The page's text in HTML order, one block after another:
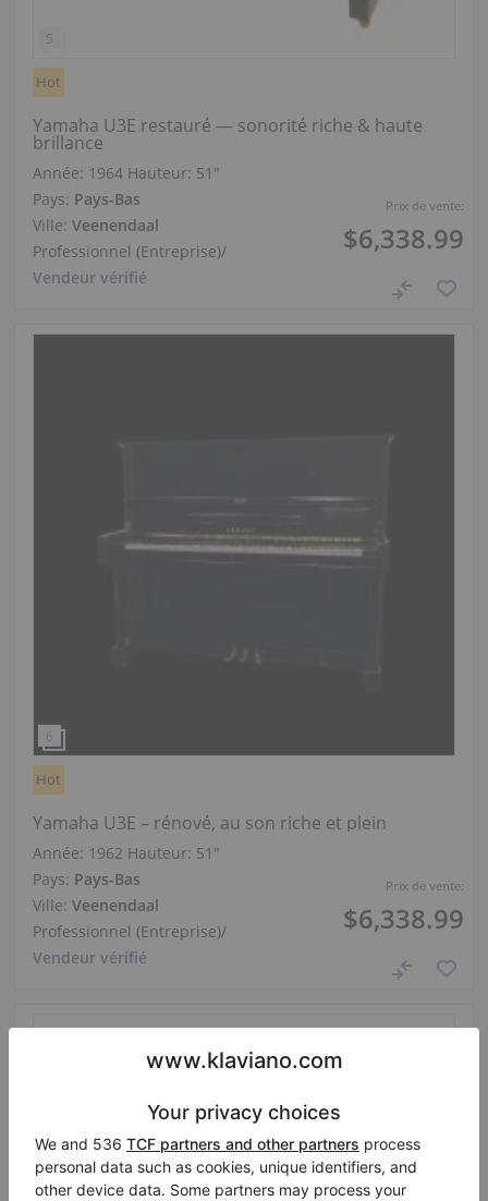
Prix de vente:
$6,338.99
Hot
Yamaha U3E restauré — sonorité riche & haute
brillance
Année: 1964 Hauteur: 51″
Pays: Pays-Bas
Ville: Veenendaal
Professionnel (Entreprise)/
Vendeur vérifié
Prix de vente:
$6,338.99
Hot
Yamaha U3E – rénové, au son riche et plein
Année: 1962 Hauteur: 51″
Pays: Pays-Bas
Ville: Veenendaal
Professionnel (Entreprise)/
Vendeur vérifié